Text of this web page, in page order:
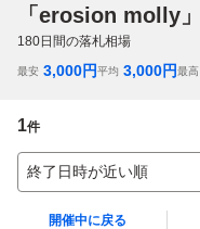
「erosion molly」
180日間の落札相場
最安 3,000円平均 3,000円最高
1件
終了日時が近い順
開催中に戻る